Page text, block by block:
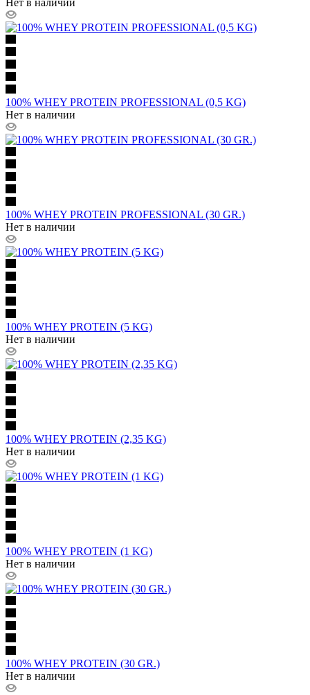
Нет в наличии
100% WHEY PROTEIN PROFESSIONAL (0,5 KG)
Нет в наличии
100% WHEY PROTEIN PROFESSIONAL (30 GR.)
Нет в наличии
100% WHEY PROTEIN (5 KG)
Нет в наличии
100% WHEY PROTEIN (2,35 KG)
Нет в наличии
100% WHEY PROTEIN (1 KG)
Нет в наличии
100% WHEY PROTEIN (30 GR.)
Нет в наличии